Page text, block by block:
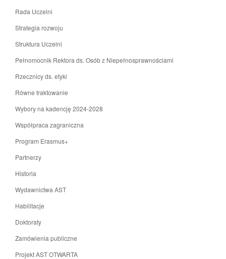
Rada Uczelni
Strategia rozwoju
Struktura Uczelni
Pełnomocnik Rektora ds. Osób z Niepełnosprawnościami
Rzecznicy ds. etyki
Równe traktowanie
Wybory na kadencję 2024-2028
Współpraca zagraniczna
Program Erasmus+
Partnerzy
Historia
Wydawnictwa AST
Habilitacje
Doktoraty
Zamówienia publiczne
Projekt AST OTWARTA